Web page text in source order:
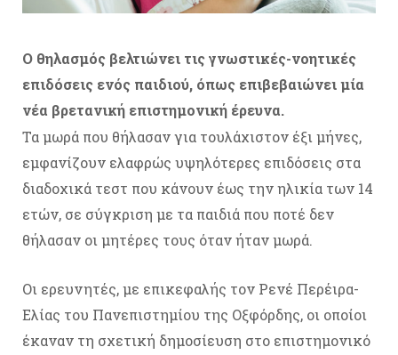
Ο θηλασμός βελτιώνει τις γνωστικές-νοητικές
επιδόσεις ενός παιδιού, όπως επιβεβαιώνει μία
νέα βρετανική επιστημονική έρευνα.
Τα μωρά που θήλασαν για τουλάχιστον έξι μήνες,
εμφανίζουν ελαφρώς υψηλότερες επιδόσεις στα
διαδοχικά τεστ που κάνουν έως την ηλικία των 14
ετών, σε σύγκριση με τα παιδιά που ποτέ δεν
θήλασαν οι μητέρες τους όταν ήταν μωρά.
Οι ερευνητές, με επικεφαλής τον Ρενέ Περέιρα-
Ελίας του Πανεπιστημίου της Οξφόρδης, οι οποίοι
έκαναν τη σχετική δημοσίευση στο επιστημονικό